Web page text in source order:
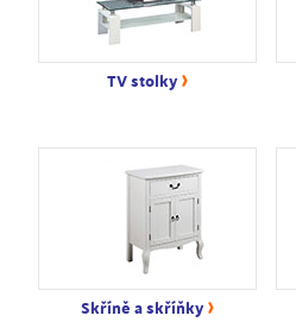
TV stolky ›
Skříně a skříňky ›